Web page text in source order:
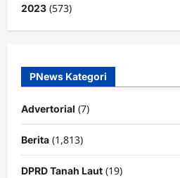
2023 (573)
PNews Kategori
Advertorial (7)
Berita (1,813)
DPRD Tanah Laut (19)